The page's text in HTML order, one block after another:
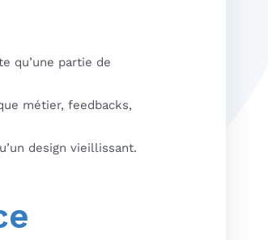
qu’une partie de
métier, feedbacks,
design vieillissant.